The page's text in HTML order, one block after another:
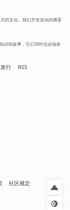
的文化。我们开发原创的播客
识和故事，它们同时也会辐射
行 RSS
社区规定